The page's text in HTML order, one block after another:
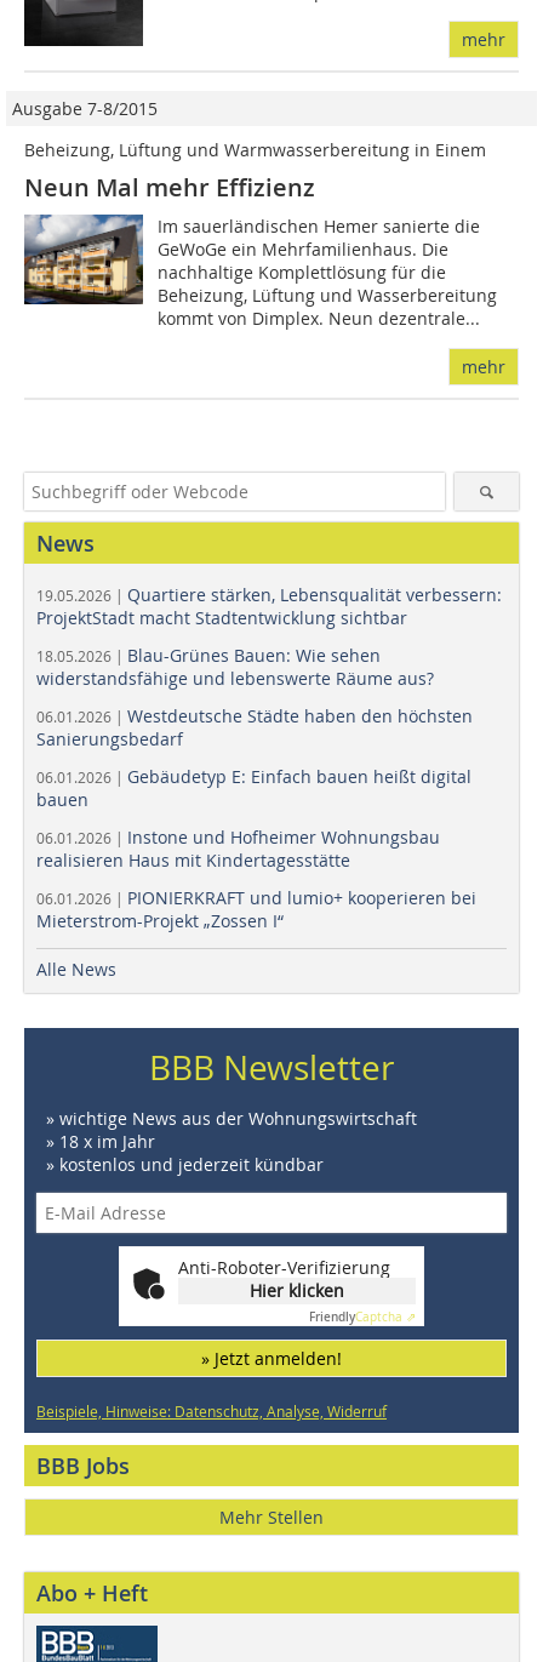
mehr
Ausgabe 7-8/2015
Beheizung, Lüftung und Warmwasserbereitung in Einem
Neun Mal mehr Effizienz
Im sauerländischen Hemer sa­­nierte die
GeWoGe ein Mehrfamilienhaus. Die
nachhaltige Komplettlösung für die
Beheizung, Lüftung und Wasserbereitung
kommt von Dimplex. Neun dezentrale...
mehr
News
19.05.2026 | Quartiere stärken, Lebensqualität verbessern:
ProjektStadt macht Stadtentwicklung sichtbar
18.05.2026 | Blau-Grünes Bauen: Wie sehen
widerstandsfähige und lebenswerte Räume aus?
06.01.2026 | Westdeutsche Städte haben den höchsten
Sanierungsbedarf
06.01.2026 | Gebäudetyp E: Einfach bauen heißt digital
bauen
06.01.2026 | Instone und Hofheimer Wohnungsbau
realisieren Haus mit Kindertagesstätte
06.01.2026 | PIONIERKRAFT und lumio+ kooperieren bei
Mieterstrom-Projekt „Zossen I“
Alle News
BBB Newsletter
» wichtige News aus der Wohnungswirtschaft
» 18 x im Jahr
» kostenlos und jederzeit kündbar
Anti-Roboter-Verifizierung
Hier klicken
FriendlyCaptcha ⇗
» Jetzt anmelden!
Beispiele, Hinweise: Datenschutz, Analyse, Widerruf
BBB Jobs
Mehr Stellen
Abo + Heft